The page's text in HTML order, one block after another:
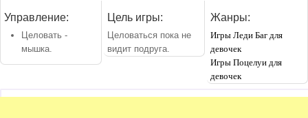
Управление:
Целовать -
мышка.
Цель игры:
Целоваться пока не
видит подруга.
Жанры:
Игры Леди Баг для
девочек
Игры Поцелуи для
девочек